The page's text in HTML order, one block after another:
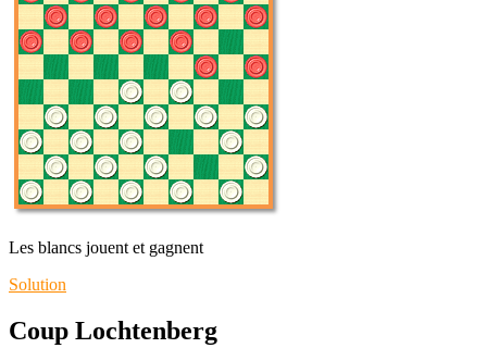
Les blancs jouent et gagnent
Solution
Coup Lochtenberg